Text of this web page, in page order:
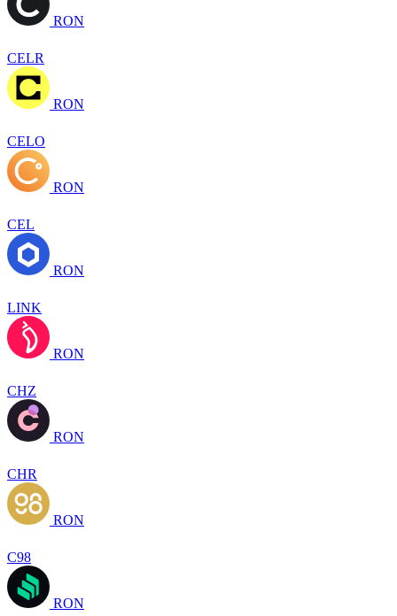
RON
CELR
RON
CELO
RON
CEL
RON
LINK
RON
CHZ
RON
CHR
RON
C98
RON